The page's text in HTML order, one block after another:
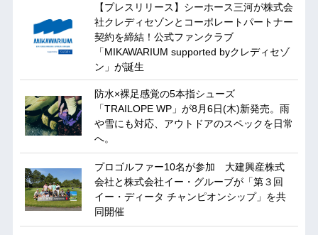
【プレスリリース】シーホース三河が株式会
社クレディセゾンとコーポレートパートナー
契約を締結！公式ファンクラブ
「MIKAWARIUM supported byクレディセゾ
ン」が誕生
防水×裸足感覚の5本指シューズ
「TRAILOPE WP」が8月6日(木)新発売。雨
や雪にも対応、アウトドアのスペックを日常
へ。
プロゴルファー10名が参加 大建興産株式
会社と株式会社イー・グルーブが「第３回
イー・ディータ チャンピオンシップ」を共
同開催